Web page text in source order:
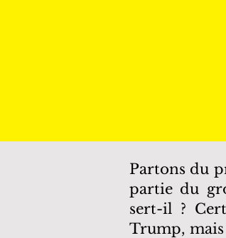
Partons du
partie du
sert-il ?
Trump, mais